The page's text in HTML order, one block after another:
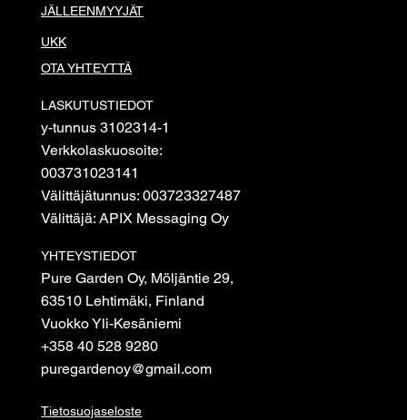
JÄLLEENMYYJÄT
UKK
OTA YHTEYTTÄ
LASKUTUSTIEDOT
y-tunnus 3102314-1
Verkkolaskuosoite:
003731023141
Välittäjätunnus: 003723327487
Välittäjä: APIX Messaging Oy
YHTEYSTIEDOT
Pure Garden Oy, Möljäntie 29,
63510 Lehtimäki, Finland
Vuokko Yli-Kesäniemi
+358 40 528 9280
puregardenoy@gmail.com
Tietosuojaseloste